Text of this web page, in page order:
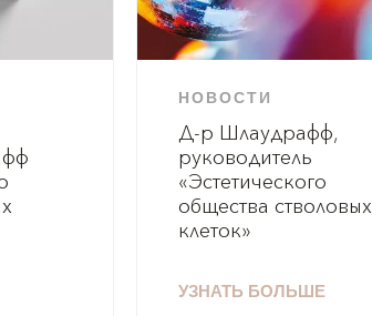
НОВОСТИ
Д-р Шлаудрафф,
руководитель
«Эстетического
общества стволовых
клеток»
УЗНАТЬ БОЛЬШЕ